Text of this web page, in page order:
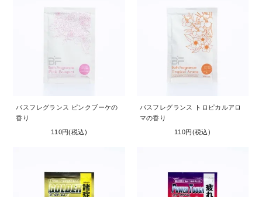
バスフレグランス ピンクブーケの
香り
110円(税込)
バスフレグランス トロピカルアロ
マの香り
110円(税込)